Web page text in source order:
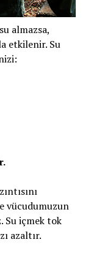
almazsa,
etkilenir. Su
vücudumuzun
Su içmek tok
azaltır.